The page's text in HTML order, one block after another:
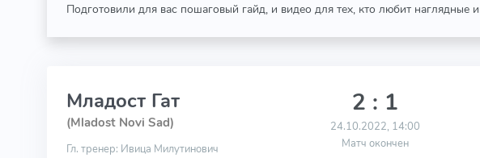
Подготовили для вас пошаговый гайд, и видео для тех, кто любит наглядные
Младост Гат
(Mladost Novi Sad)
Гл. тренер: Ивица Милутинович
2 : 1
24.10.2022, 14:00
Матч окончен